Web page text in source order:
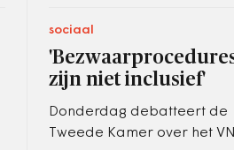
sociaal
zijn niet inclusief'
Donderdag debatteert de
Tweede Kamer over het